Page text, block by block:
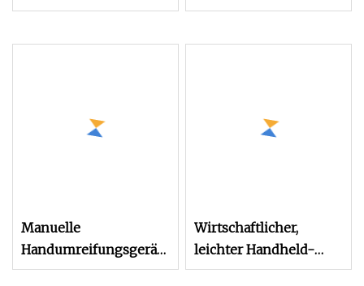
Maschine Sultable 40
Manuelle
Handumreifungsgeräte
für Hotmelt- und
Wirtschaftlicher,
leichter Handheld-
Semi